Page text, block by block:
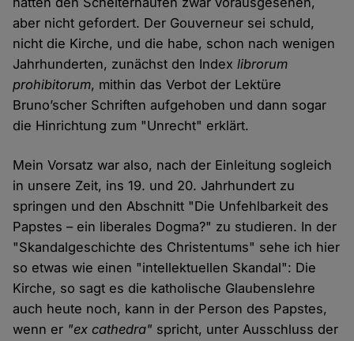
aber nicht gefordert. Der Gouverneur sei schuld,
nicht die Kirche, und die habe, schon nach wenigen
Jahrhunderten, zunächst den Indexlibrorum
prohibitorum, mithin das Verbot der Lektüre
Bruno’scher Schriften aufgehoben und dann sogar
die Hinrichtung zum "Unrecht" erklärt.
Mein Vorsatz war also, nach der Einleitung sogleich
in unsere Zeit, ins 19. und 20. Jahrhundert zu
springen und den Abschnitt "Die Unfehlbarkeit des
Papstes – ein liberales Dogma?" zu studieren. In der
"Skandalgeschichte des Christentums" sehe ich hier
so etwas wie einen "intellektuellen Skandal": Die
Kirche, so sagt es die katholische Glaubenslehre
auch heute noch, kann in der Person des Papstes,
wenn er "ex cathedra" spricht, unter Ausschluss der